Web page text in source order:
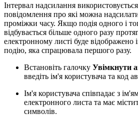
Інтервал надсилання
повідомлення про які можна
проміжки часу. Якщо подія одного і
відбувається більше одного разу
електронному листі буде
подію, яка спрацювала першого разу.
Встановіть галочку Увімкнути
введіть ім'я користувача та код
Ім'я користувача співпадає з
електронного листа та має
символів.